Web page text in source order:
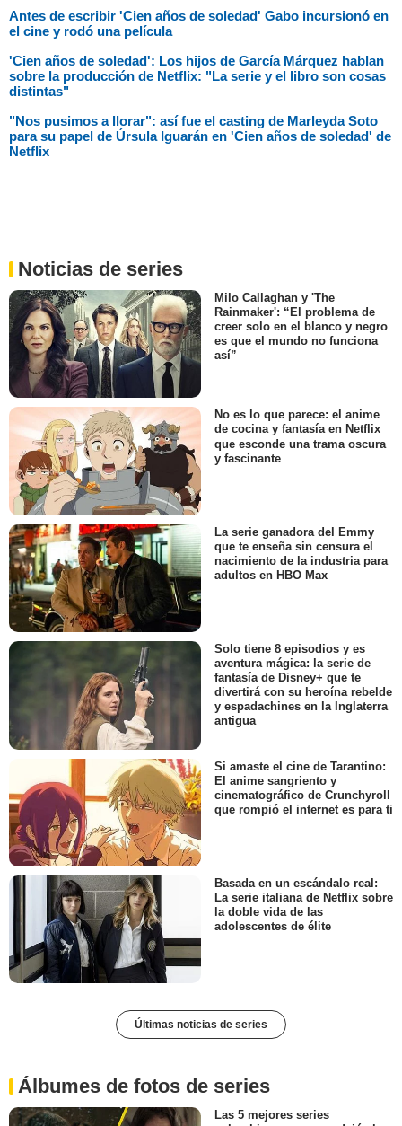
Antes de escribir 'Cien años de soledad' Gabo incursionó en
el cine y rodó una película
'Cien años de soledad': Los hijos de García Márquez hablan
sobre la producción de Netflix: "La serie y el libro son cosas
distintas"
"Nos pusimos a llorar": así fue el casting de Marleyda Soto
para su papel de Úrsula Iguarán en 'Cien años de soledad' de
Netflix
Noticias de series
Milo Callaghan y 'The
Rainmaker': “El problema de
creer solo en el blanco y negro
es que el mundo no funciona
así”
No es lo que parece: el anime
de cocina y fantasía en Netflix
que esconde una trama oscura
y fascinante
La serie ganadora del Emmy
que te enseña sin censura el
nacimiento de la industria para
adultos en HBO Max
Solo tiene 8 episodios y es
aventura mágica: la serie de
fantasía de Disney+ que te
divertirá con su heroína rebelde
y espadachines en la Inglaterra
antigua
Si amaste el cine de Tarantino:
El anime sangriento y
cinematográfico de Crunchyroll
que rompió el internet es para ti
Basada en un escándalo real:
La serie italiana de Netflix sobre
la doble vida de las
adolescentes de élite
Últimas noticias de series
Álbumes de fotos de series
Las 5 mejores series